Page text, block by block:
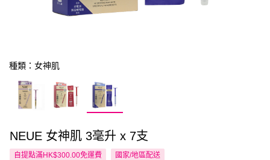
種類：女神肌
NEUE 女神肌 3毫升 x 7支
自提點滿HK$300.00免運費 國家/地區配送